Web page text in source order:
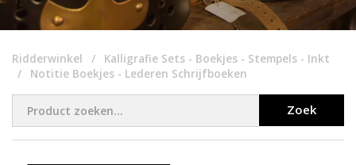
Ridderwinkel
Kalligrafie Sets - Boekjes - Stempels - Inkt
Notitie Boekjes - Lederen Schrijfboeken
Zoek